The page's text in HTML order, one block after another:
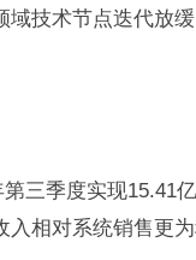
技术节点迭代放
三季度实现15.41
相对系统销售更为